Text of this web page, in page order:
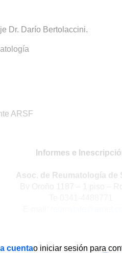
Dr. Darío Bertolaccini.
ARSF
Informes e
Asoc. de Reumatología de
cuentao iniciar sesión para